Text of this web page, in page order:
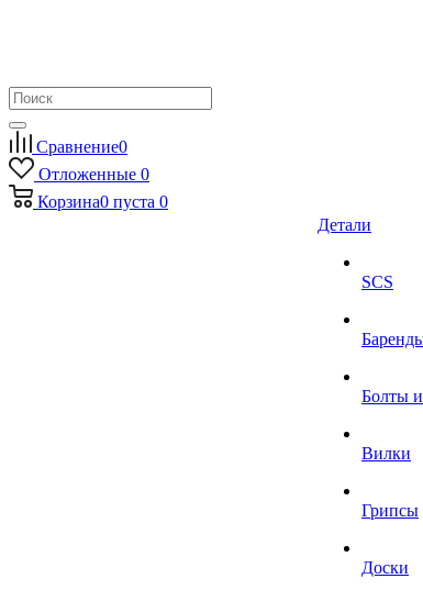
Сравнение0
Отложенные 0
Корзина0 пуста 0
Детали
SCS
Болты
Вилки
Грипсы
Доски